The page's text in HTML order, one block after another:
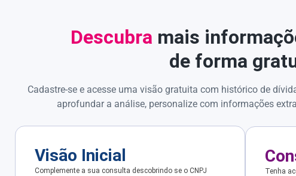
Descubra mais
de forma
Cadastre-se e acesse uma visão gratuita com histórico de
aprofundar a análise, personalize com informações
Visão Inicial
Complemente a sua consulta descobrindo se o CNPJ
Tenha